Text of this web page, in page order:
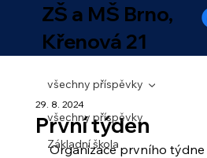
ZŠ a MŠ Brno,
Křenová 21
všechny příspěvky
Základní škola
všechny příspěvky
První týden
29. 8. 2024
Organizace prvního týdne